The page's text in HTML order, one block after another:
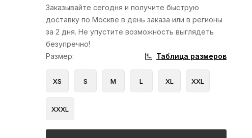
Заказывайте сегодня и получите быструю
доставку по Москве в день заказа или в регионы
за 2 дня. Не упустите возможность выглядеть
безупречно!
Размер: Таблица размеров
XS S M L XL XXL
XXXL